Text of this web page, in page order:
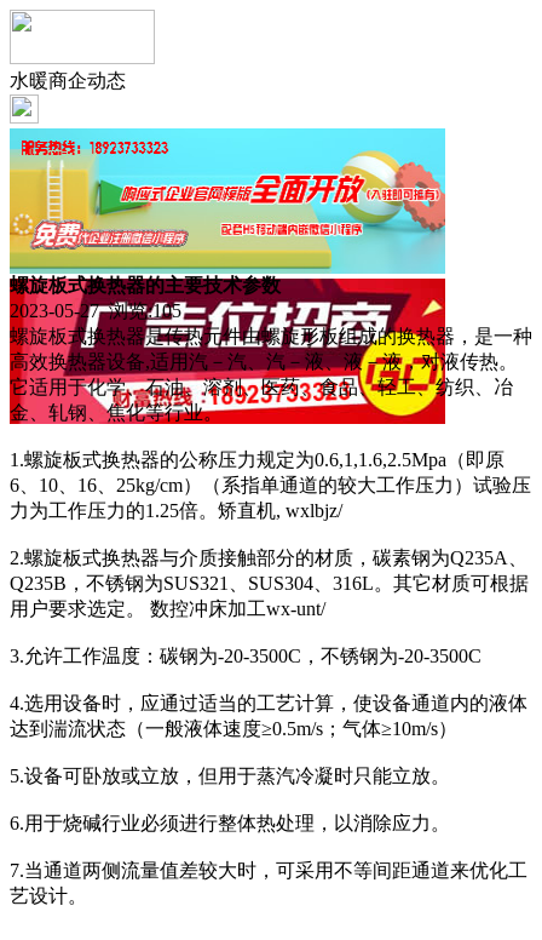
水暖商企动态
螺旋板式换热器的主要技术参数
2023-05-27 浏览:105
螺旋板式换热器是传热元件由螺旋形板组成的换热器，是一种
高效换热器设备,适用汽－汽、汽－液、液－液，对液传热。
它适用于化学、石油、溶剂、医药、食品、轻工、纺织、冶
金、轧钢、焦化等行业。
1.螺旋板式换热器的公称压力规定为0.6,1,1.6,2.5Mpa（即原
6、10、16、25kg/cm）（系指单通道的较大工作压力）试验压
力为工作压力的1.25倍。矫直机, wxlbjz/
2.螺旋板式换热器与介质接触部分的材质，碳素钢为Q235A、
Q235B，不锈钢为SUS321、SUS304、316L。其它材质可根据
用户要求选定。 数控冲床加工wx-unt/
3.允许工作温度：碳钢为-20-3500C，不锈钢为-20-3500C
4.选用设备时，应通过适当的工艺计算，使设备通道内的液体
达到湍流状态（一般液体速度≥0.5m/s；气体≥10m/s）
5.设备可卧放或立放，但用于蒸汽冷凝时只能立放。
6.用于烧碱行业必须进行整体热处理，以消除应力。
7.当通道两侧流量值差较大时，可采用不等间距通道来优化工
艺设计。